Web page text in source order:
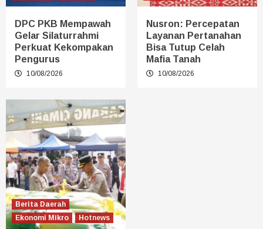
DPC PKB Mempawah
Gelar Silaturrahmi
Perkuat Kekompakan
Pengurus
10/08/2026
Nusron: Percepatan
Layanan Pertanahan
Bisa Tutup Celah
Mafia Tanah
10/08/2026
Berita Daerah
Ekonomi Mikro
Hotnews